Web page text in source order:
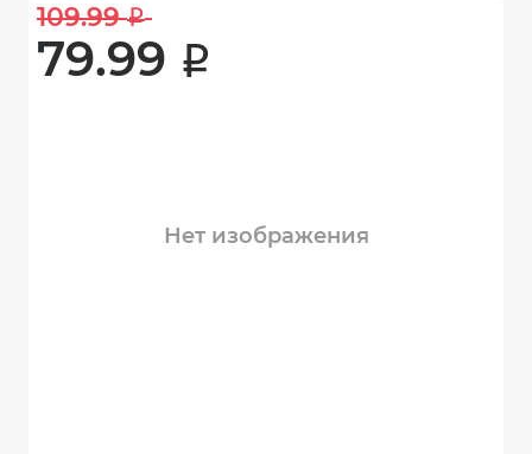
109.99 i
79.99 i
Нет изображения